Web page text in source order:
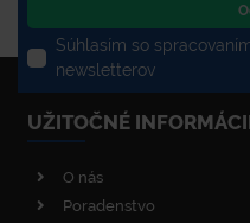
Súhlasím so
newsletterov
UŽITOČNÉ
O nás
Poradenstvo